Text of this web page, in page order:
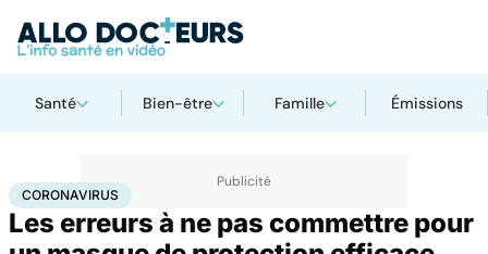
Santé Bien-être Famille Émissions
AccueilSantéMaladies Coronavirus
CORONAVIRUS
Les erreurs à ne pas commettre pour